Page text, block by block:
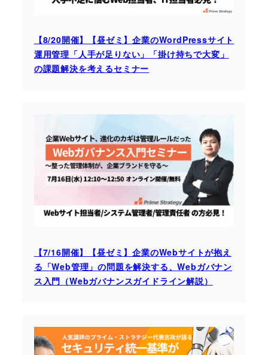
【8/20開催】【昼ゼミ】企業のWordPressサイト
運用管理「人手が足りない」「掛け持ちで大変」
の課題解決を考えるセミナー
【7/16開催】【昼ゼミ】企業のWebサイトが抱え
る「Web管理」の問題を解決する、Webガバナン
ス入門（Webガバナンスガイドライン解説）